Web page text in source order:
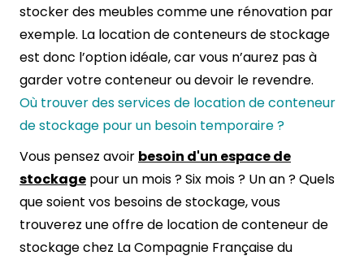
stocker des meubles comme une rénovation par
exemple. La location de conteneurs de stockage
est donc l’option idéale, car vous n’aurez pas à
garder votre conteneur ou devoir le revendre.
Où trouver des services de location de conteneur
de stockage pour un besoin temporaire ?
Vous pensez avoir besoin d'un espace de
stockage pour un mois ? Six mois ? Un an ? Quels
que soient vos besoins de stockage, vous
trouverez une offre de location de conteneur de
stockage chez La Compagnie Française du